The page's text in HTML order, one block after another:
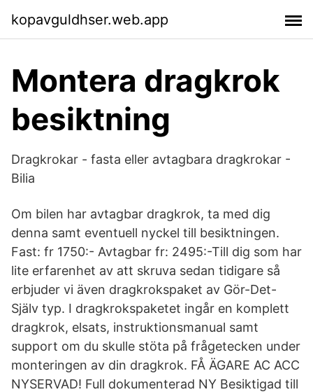
kopavguldhser.web.app
Montera dragkrok
besiktning
Dragkrokar - fasta eller avtagbara dragkrokar -
Bilia
Om bilen har avtagbar dragkrok, ta med dig
denna samt eventuell nyckel till besiktningen.
Fast: fr 1750:- Avtagbar fr: 2495:-Till dig som har
lite erfarenhet av att skruva sedan tidigare så
erbjuder vi även dragkrokspaket av Gör-Det-
Själv typ. I dragkrokspaketet ingår en komplett
dragkrok, elsats, instruktionsmanual samt
support om du skulle stöta på frågetecken under
monteringen av din dragkrok. FÅ ÄGARE AC ACC
NYSERVAD! Full dokumenterad NY Besiktigad till